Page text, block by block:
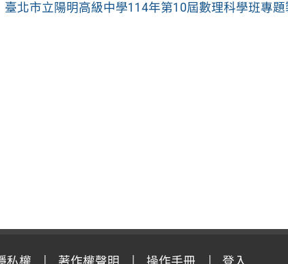
臺北市立陽明高級中學114年第10屆數理科學班專